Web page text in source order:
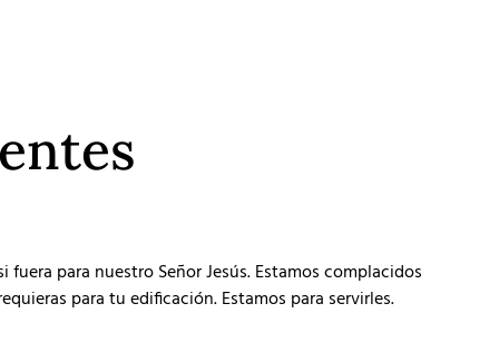
para nuestro Señor Jesús. Estamos complacidos
para tu edificación. Estamos para servirles.